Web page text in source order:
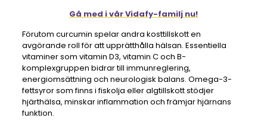
Gå med i vår Vidafy-familj nu!
Förutom curcumin spelar andra kosttillskott en
avgörande roll för att upprätthålla hälsan. Essentiella
vitaminer som vitamin D3, vitamin C och B-
komplexgruppen bidrar till immunreglering,
energiomsättning och neurologisk balans. Omega-3-
fettsyror som finns i fiskolja eller algtillskott stödjer
hjärthälsa, minskar inflammation och främjar hjärnans
funktion.